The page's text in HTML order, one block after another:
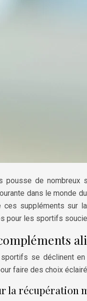
pousse de
dans le
ces suppléments sur
pour les sportifs
se déclinent
faire des choix
la récupération